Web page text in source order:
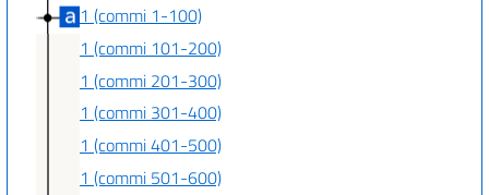
1 (commi 1-100)
1 (commi 101-200)
1 (commi 201-300)
1 (commi 301-400)
1 (commi 401-500)
1 (commi 501-600)